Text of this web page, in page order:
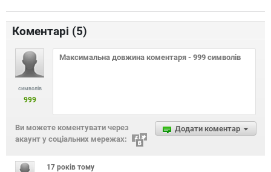
Коментарі (5)
символів
999
Додати коментар
Ви можете коментувати через
акаунт у соціальних мережах:
17 років тому